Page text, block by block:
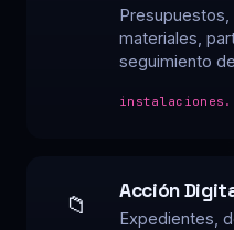
materiales,
seguimiento
📁
Acción
Expedientes,